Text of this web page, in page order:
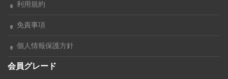
利用規約
免責事項
個人情報保護方針
会員グレード